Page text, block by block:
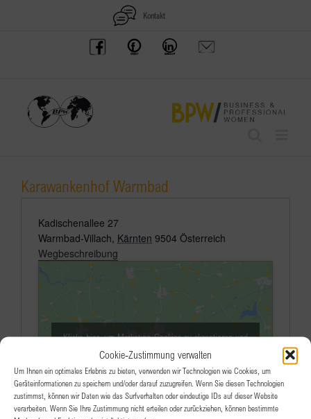
Cookie-Zustimmung verwalten
Um Ihnen ein optimales Erlebnis zu bieten, verwenden wir Technologien wie Cookies, um
Geräteinformationen zu speichern und/oder darauf zuzugreifen. Wenn Sie diesen Technologien
zustimmst, können wir Daten wie das Surfverhalten oder eindeutige IDs auf dieser Website
verarbeiten. Wenn Sie Ihre Zustimmung nicht erteilen oder zurückziehen, können bestimmte
Kontakt
BPW
Austria
Offenes
Frauennetzwerk
BPW
Gruppe
Anfrage
schicken
Karawankenhof Warmbad
Adresse
Kadischenallee 27
Warmbad-Villach, Kärnten 9504 Österreich
Wegbeschreibung
Klicke hier, um Marketing-Cookies zu akzeptieren und
diesen Inhalt zu aktivieren